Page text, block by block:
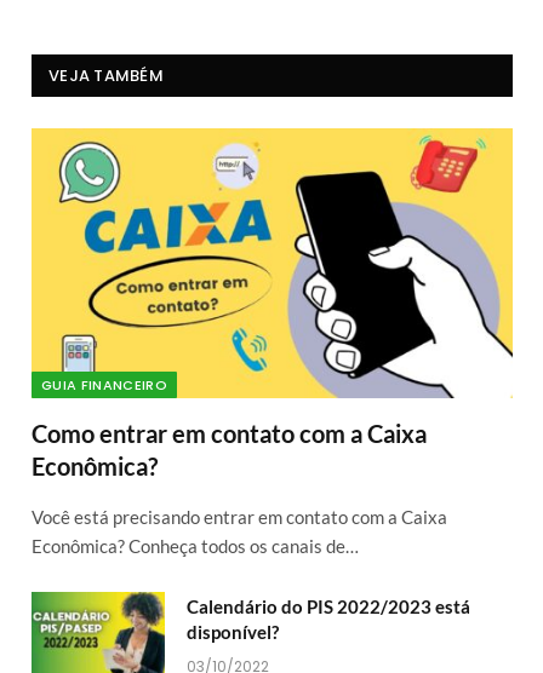
VEJA TAMBÉM
GUIA FINANCEIRO
Como entrar em contato com a Caixa
Econômica?
Você está precisando entrar em contato com a Caixa
Econômica? Conheça todos os canais de…
Calendário do PIS 2022/2023 está
disponível?
03/10/2022